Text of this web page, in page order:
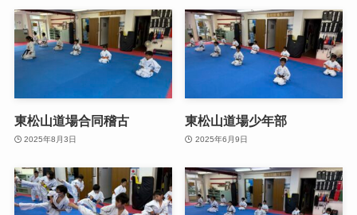
東松山道場合同稽古
2025年8月3日
東松山道場少年部
2025年6月9日